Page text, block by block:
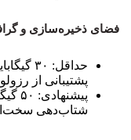
فضای ذخیره‌سازی و
حداقل:
پشتیبانی از رزولوشن
شتاب‌دهی